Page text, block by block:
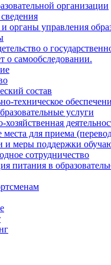
организации
органы управления
о
о самообследовании.
состав
техническое
услуги
места для приема
и меры поддержки
сотрудничество
питания в